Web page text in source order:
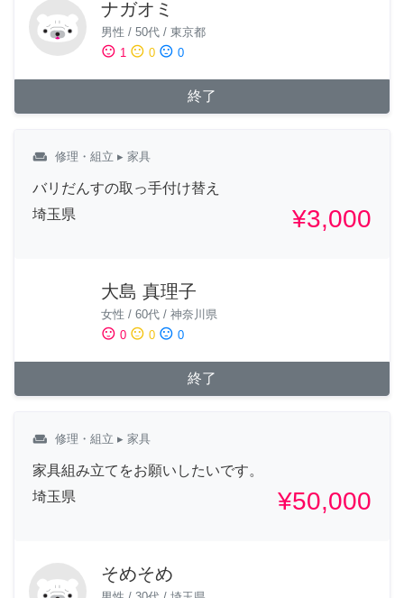
ナガオミ
男性 / 50代 / 東京都
sentiment_satisfied 1 sentiment_neutral 0 sentiment_dissatisfied 0
終了
weekend 修理・組立 ▸ 家具
バリだんすの取っ手付け替え
埼玉県
¥3,000
大島 真理子
女性 / 60代 / 神奈川県
sentiment_satisfied 0 sentiment_neutral 0 sentiment_dissatisfied 0
終了
weekend 修理・組立 ▸ 家具
家具組み立てをお願いしたいです。
埼玉県
¥50,000
そめそめ